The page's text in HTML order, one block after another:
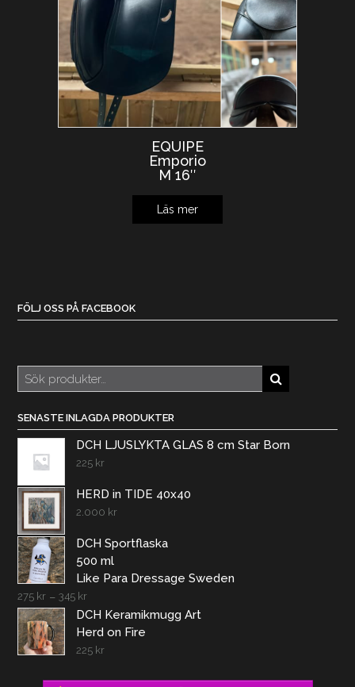
EQUIPE
Emporio
M 16″
Läs mer
FÖLJ OSS PÅ FACEBOOK
Sök
efter:
SENASTE INLAGDA PRODUKTER
DCH LJUSLYKTA GLAS 8 cm Star Born
225 kr
HERD in TIDE 40x40
2.000 kr
DCH Sportflaska
500 ml
Like Para Dressage Sweden
275 kr – 345 kr
DCH Keramikmugg Art
Herd on Fire
225 kr